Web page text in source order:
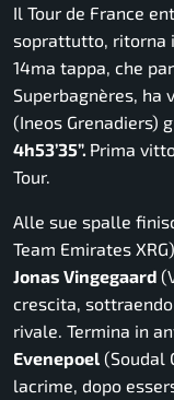
Il Tour de France
soprattutto, ritorna
14ma tappa, che
Superbagnères, ha
(Ineos Grenadiers)
4h53’35”. Prima
Tour.
Alle sue spalle
Team Emirates
Jonas Vingegaard
crescita,
rivale. Termina in
Evenepoel (Soudal
lacrime, dopo